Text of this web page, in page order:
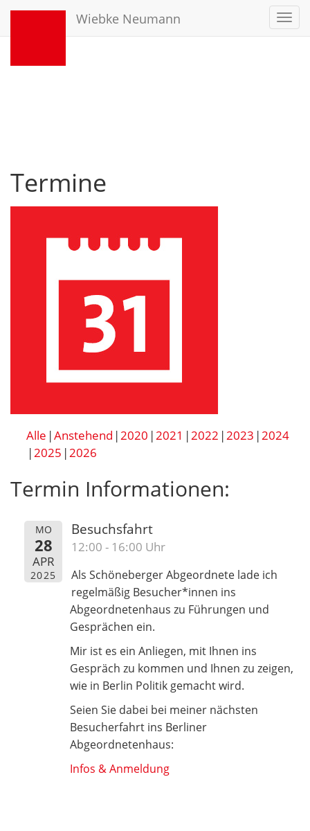
Wiebke Neumann
Termine
Alle Anstehend 2020 2021 2022 2023 2024
2025 2026
Termin Informationen:
MO
28
APR
2025
Besuchsfahrt
12:00 - 16:00 Uhr
Als Schöneberger Abgeordnete lade ich
regelmäßig Besucher*innen ins
Abgeordnetenhaus zu Führungen und
Gesprächen ein.
Mir ist es ein Anliegen, mit Ihnen ins
Gespräch zu kommen und Ihnen zu zeigen,
wie in Berlin Politik gemacht wird.
Seien Sie dabei bei meiner nächsten
Besucherfahrt ins Berliner
Abgeordnetenhaus:
Infos & Anmeldung